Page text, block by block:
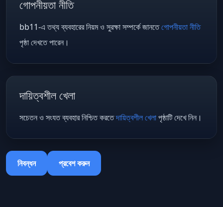
গোপনীয়তা নীতি
bb11-এ তথ্য ব্যবহারের নিয়ম ও সুরক্ষা সম্পর্কে জানতেগোপনীয়তা নীতি
পৃষ্ঠা দেখতে পারেন।
দায়িত্বশীল খেলা
সচেতন ও সংযত ব্যবহার নিশ্চিত করতেদায়িত্বশীল খেলাপৃষ্ঠাটি দেখে নিন।
নিবন্ধন প্রবেশ করুন